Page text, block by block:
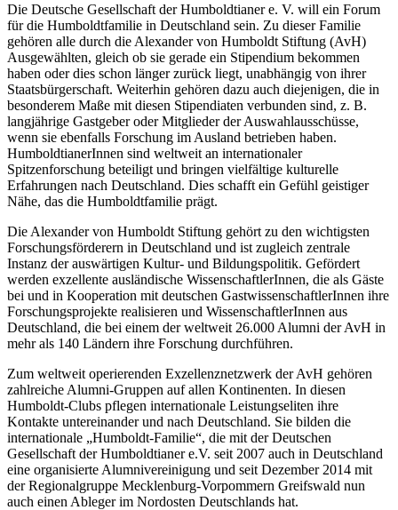
Die Deutsche Gesellschaft der Humboldtianer e. V. will ein Forum
für die Humboldtfamilie in Deutschland sein. Zu dieser Familie
gehören alle durch die Alexander von Humboldt Stiftung (AvH)
Ausgewählten, gleich ob sie gerade ein Stipendium bekommen
haben oder dies schon länger zurück liegt, unabhängig von ihrer
Staatsbürgerschaft. Weiterhin gehören dazu auch diejenigen, die in
besonderem Maße mit diesen Stipendiaten verbunden sind, z. B.
langjährige Gastgeber oder Mitglieder der Auswahlausschüsse,
wenn sie ebenfalls Forschung im Ausland betrieben haben.
HumboldtianerInnen sind weltweit an internationaler
Spitzenforschung beteiligt und bringen vielfältige kulturelle
Erfahrungen nach Deutschland. Dies schafft ein Gefühl geistiger
Nähe, das die Humboldtfamilie prägt.
Die Alexander von Humboldt Stiftung gehört zu den wichtigsten
Forschungsförderern in Deutschland und ist zugleich zentrale
Instanz der auswärtigen Kultur- und Bildungspolitik. Gefördert
werden exzellente ausländische WissenschaftlerInnen, die als Gäste
bei und in Kooperation mit deutschen GastwissenschaftlerInnen ihre
Forschungsprojekte realisieren und WissenschaftlerInnen aus
Deutschland, die bei einem der weltweit 26.000 Alumni der AvH in
mehr als 140 Ländern ihre Forschung durchführen.
Zum weltweit operierenden Exzellenznetzwerk der AvH gehören
zahlreiche Alumni-Gruppen auf allen Kontinenten. In diesen
Humboldt-Clubs pflegen internationale Leistungseliten ihre
Kontakte untereinander und nach Deutschland. Sie bilden die
internationale „Humboldt-Familie“, die mit der Deutschen
Gesellschaft der Humboldtianer e.V. seit 2007 auch in Deutschland
eine organisierte Alumnivereinigung und seit Dezember 2014 mit
der Regionalgruppe Mecklenburg-Vorpommern Greifswald nun
auch einen Ableger im Nordosten Deutschlands hat.